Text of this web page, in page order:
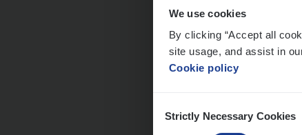
We use cookies
By clicking “Accept all
site usage, and assist in
Cookie policy
Selection
Strictly Necessary Cookies